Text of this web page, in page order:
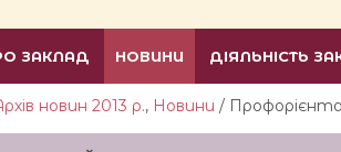
ЗАКЛАД НОВИНИ ДІЯЛЬНІСТЬ
новин 2013 р., Новини /